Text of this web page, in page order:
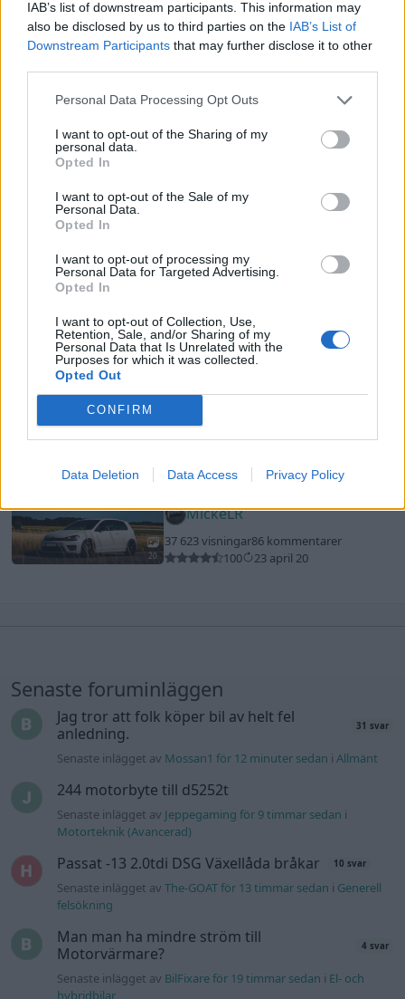
IAB’s list of downstream participants. This information may
also be disclosed by us to third parties on the IAB’s List of
Downstream Participants that may further disclose it to other
Personal Data Processing Opt Outs
I want to opt-out of the Sharing of my
personal data.
Opted In
I want to opt-out of the Sale of my
Personal Data.
Opted In
I want to opt-out of processing my
Personal Data for Targeted Advertising.
Opted In
I want to opt-out of Collection, Use,
Retention, Sale, and/or Sharing of my
Personal Data that Is Unrelated with the
Purposes for which it was collected.
Opted Out
CONFIRM
Data Deletion Data Access Privacy Policy
__AleXx_
51 158 visningar425 kommentarer
Saab 9-3 Aero SS (2003)
trubbelturbo
minizone
31 791 visningar79 kommentarer
Audi urquattro"2.2T 20V"(1991)
40 655 visningar
20
Volkswagen Golf R"Stertman
Motorsport - STM600"
(2015)
MickeLR
37 623 visningar86 kommentarer
100
23 april 20
Senaste foruminläggen
Jag tror att folk köper bil av helt fel
anledning.
31 svar
Senaste inlägget av Mossan1 för 12 minuter sedan iAllmänt
244 motorbyte till d5252t
Senaste inlägget av Jeppegaming för 9 timmar sedan i
Motorteknik (Avancerad)
Passat -13 2.0tdi DSG Växellåda bråkar 10 svar
Senaste inlägget avThe-GOAT för 13 timmar sedan i Generell
felsökning
Man man ha mindre ström till
Motorvärmare?
4 svar
Senaste inlägget av BilFixare för 19 timmar sedan i El- och
hybridbilar